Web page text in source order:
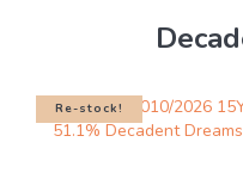
Re-stock!